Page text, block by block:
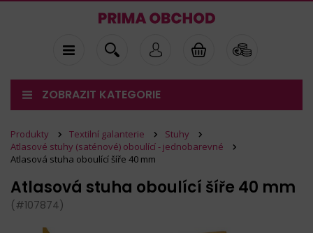
ZOBRAZIT KATEGORIE
Produkty Textilní galanterie
Stuhy
Atlasové stuhy (saténové) oboulící - jednobarevné
Atlasová stuha oboulící šíře 40 mm
Atlasová stuha oboulící šíře 40 mm
(#107874)